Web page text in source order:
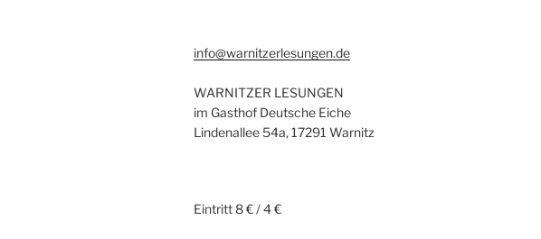
info@warnitzerlesungen.de
WARNITZER LESUNGEN
im Gasthof Deutsche Eiche
Lindenallee 54a, 17291 Warnitz
Eintritt 8 € / 4 €